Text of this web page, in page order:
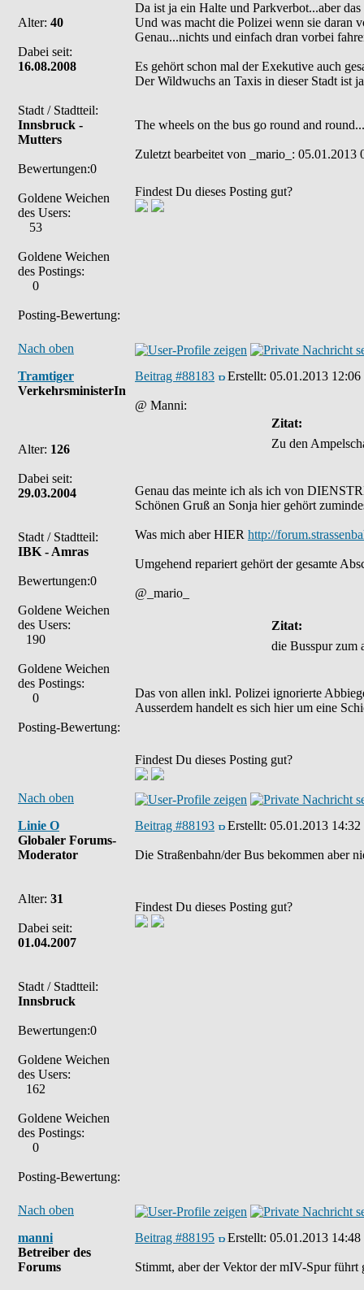
Alter: 40
Dabei seit:
16.08.2008
Stadt / Stadtteil:
Innsbruck -
Mutters
Bewertungen:0
Goldene Weichen
des Users:
53
Goldene Weichen
des Postings:
0
Posting-Bewertung:
Da ist ja ein Halte und Parkverbot...aber
Und was macht die Polizei wenn sie daran
Genau...nichts und einfach dran vorbei
Es gehört schon mal der Exekutive auch
Der Wildwuchs an Taxis in dieser Stadt ist
The wheels on the bus go round and
Zuletzt bearbeitet von _mario_: 05.01.2013
Findest Du dieses Posting gut?
Nach oben
Tramtiger
VerkehrsministerIn
Alter: 126
Dabei seit:
29.03.2004
Stadt / Stadtteil:
IBK - Amras
Bewertungen:0
Goldene Weichen
des Users:
190
Goldene Weichen
des Postings:
0
Posting-Bewertung:
Beitrag #88183 Erstellt: 05.01.2013 12:06
@ Manni:
Zitat:
Zu den
Genau das meinte ich als ich von
Schönen Gruß an Sonja hier gehört
Was mich aber HIER http://
Umgehend repariert gehört der gesamte
@_mario_
Zitat:
die Busspur zum
Das von allen inkl. Polizei ignorierte
Ausserdem handelt es sich hier um eine
Findest Du dieses Posting gut?
Nach oben
Linie O
Globaler Forums-
Moderator
Alter: 31
Dabei seit:
01.04.2007
Stadt / Stadtteil:
Innsbruck
Bewertungen:0
Goldene Weichen
des Users:
162
Goldene Weichen
des Postings:
0
Posting-Bewertung:
Beitrag #88193 Erstellt: 05.01.2013 14:32
Die Straßenbahn/der Bus bekommen aber
Findest Du dieses Posting gut?
Nach oben
manni
Betreiber des
Forums
Beitrag #88195 Erstellt: 05.01.2013 14:48
Stimmt, aber der Vektor der mIV-Spur führt